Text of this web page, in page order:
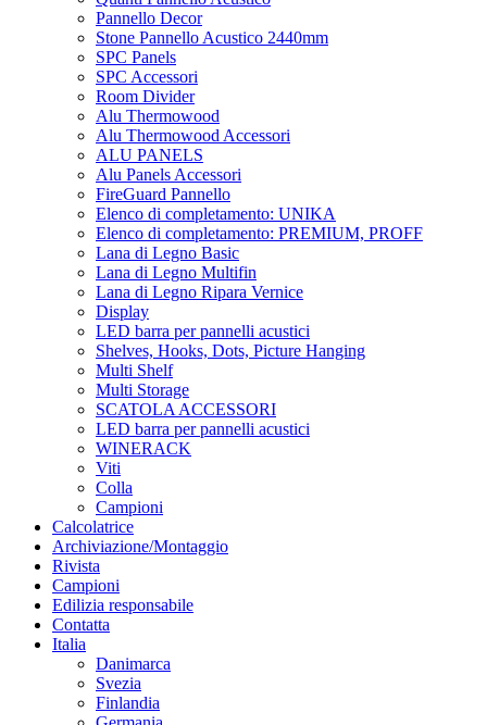
Pannello Decor
Stone Pannello Acustico 2440mm
SPC Panels
SPC Accessori
Room Divider
Alu Thermowood
Alu Thermowood Accessori
ALU PANELS
Alu Panels Accessori
FireGuard Pannello
Elenco di completamento: UNIKA
Elenco di completamento: PREMIUM, PROFF
Lana di Legno Basic
Lana di Legno Multifin
Lana di Legno Ripara Vernice
Display
LED barra per pannelli acustici
Shelves, Hooks, Dots, Picture Hanging
Multi Shelf
Multi Storage
SCATOLA ACCESSORI
LED barra per pannelli acustici
WINERACK
Viti
Colla
Campioni
Calcolatrice
Archiviazione/Montaggio
Rivista
Campioni
Edilizia responsabile
Contatta
Italia
Danimarca
Svezia
Finlandia